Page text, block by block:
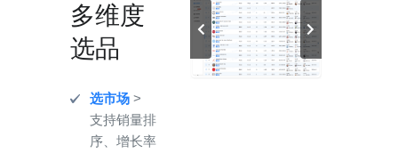
多维度
选品
选市场 >
支持销量排
序、增长率